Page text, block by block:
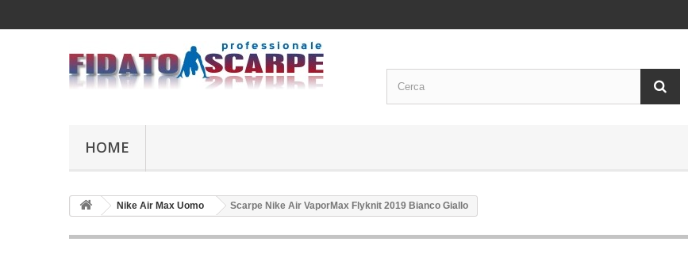
HOME
Nike Air Max Uomo Scarpe Nike Air VaporMax Flyknit 2019 Bianco Giallo